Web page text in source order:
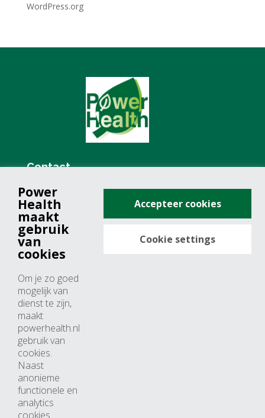
WordPress.org
Contact
+31 (0)76 571 19 68
info@powerhealth.nl
Adresse
4817 ZH breda
Nederland
Horaires d’ouvertures
Du lundi au jeudi: 09:00 – 17:00
Vendredi: 09:00 – 15:00
Power
Health
maakt
gebruik
van
cookies
Om je zo goed
mogelijk van
dienst te zijn,
maakt
powerhealth.nl
gebruik van
cookies.
Naast
anonieme
functionele en
analytics
cookies
Accepteer cookies
Cookie settings